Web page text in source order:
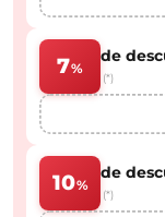
7%
de
(*)
10%
de
(*)